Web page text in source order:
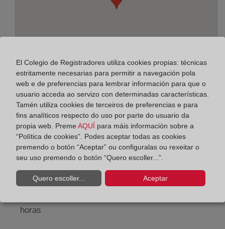
Enderezo:
Pintor Peyró, 12, 46010
Horario:
De lunes a viernes de 09:00 a 17:00 horas
Agosto: De lunes a viernes de 09:00 a 14:00 horas
horas
El Colegio de Registradores utiliza cookies propias: técnicas
estritamente necesarias para permitir a navegación pola
web e de preferencias para lembrar información para que o
usuario acceda ao servizo con determinadas características.
Tamén utiliza cookies de terceiros de preferencias e para
fins analíticos respecto do uso por parte do usuario da
propia web. Preme AQUÍ para máis información sobre a
“Política de cookies”. Podes aceptar todas as cookies
premendo o botón “Aceptar” ou configuralas ou rexeitar o
seu uso premendo o botón “Quero escoller...”.
Quero escoller... Aceptar